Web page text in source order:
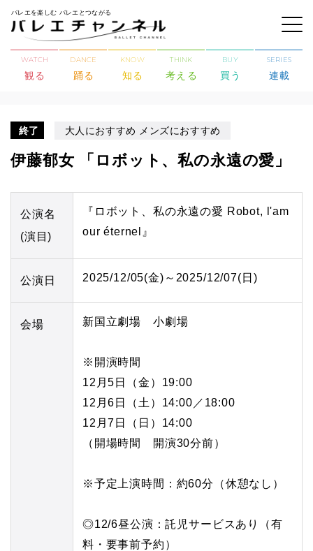
バレエを楽しむ バレエとつながる
WATCH
観る
DANCE
踊る
KNOW
知る
THINK
考える
BUY
買う
SERIES
連載
終了 大人におすすめ メンズにおすすめ
伊藤郁女 「ロボット、私の永遠の愛」
公演名
(演目)
『ロボット、私の永遠の愛 Robot, l'am
our éternel』
公演日 2025/12/05(金)～2025/12/07(日)
会場 新国立劇場 小劇場
※開演時間
12月5日（金）19:00
12月6日（土）14:00／18:00
12月7日（日）14:00
（開場時間 開演30分前）
※予定上演時間：約60分（休憩なし）
◎12/6昼公演：託児サービスあり（有
料・要事前予約）